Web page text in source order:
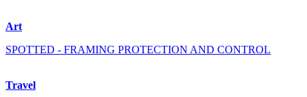
Art
SPOTTED - FRAMING PROTECTION AND CONTROL
Travel